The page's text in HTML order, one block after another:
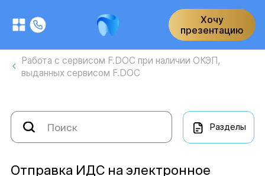
Хочу
презентацию
Работа с сервисом F.DOC при наличии ОКЭП,
выданных сервисом F.DOC
Разделы
Отправка ИДС на электронное